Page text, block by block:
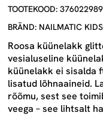
TOOTEKOOD:
BRÄND: NAILMATIC KIDS
Roosa küünelakk
vesialuseline
küünelakk ei sisalda
lisatud lõhnaaineid.
rõõmu, sest see
veega – see lihtsalt